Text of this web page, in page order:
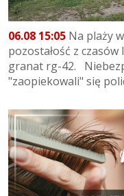
06.08 15:05 Na plaży
pozostałość z
granat rg-42.
"zaopiekowali" się